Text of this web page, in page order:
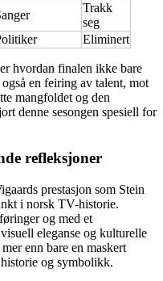
Trakk
seg
Eliminert
hvordan finalen ikke bare
en feiring av talent, mot
mangfoldet og den
denne sesongen spesiell for
refleksjoner
prestasjon som Stein
i norsk TV-historie.
og med et
eleganse og kulturelle
enn bare en maskert
og symbolikk.